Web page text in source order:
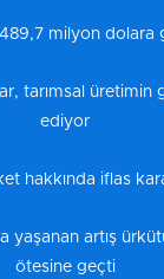
milyon dolara
tarımsal üretimin
ediyor
hakkında iflas
yaşanan artış
ötesine geçti